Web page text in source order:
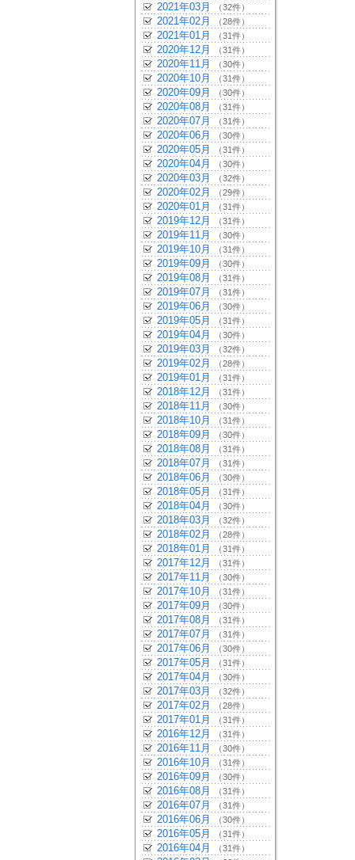
2021年03月 （32件）
2021年02月 （28件）
2021年01月 （31件）
2020年12月 （31件）
2020年11月 （30件）
2020年10月 （31件）
2020年09月 （30件）
2020年08月 （31件）
2020年07月 （31件）
2020年06月 （30件）
2020年05月 （31件）
2020年04月 （30件）
2020年03月 （32件）
2020年02月 （29件）
2020年01月 （31件）
2019年12月 （31件）
2019年11月 （30件）
2019年10月 （31件）
2019年09月 （30件）
2019年08月 （31件）
2019年07月 （31件）
2019年06月 （30件）
2019年05月 （31件）
2019年04月 （30件）
2019年03月 （32件）
2019年02月 （28件）
2019年01月 （31件）
2018年12月 （31件）
2018年11月 （30件）
2018年10月 （31件）
2018年09月 （30件）
2018年08月 （31件）
2018年07月 （31件）
2018年06月 （30件）
2018年05月 （31件）
2018年04月 （30件）
2018年03月 （32件）
2018年02月 （28件）
2018年01月 （31件）
2017年12月 （31件）
2017年11月 （30件）
2017年10月 （31件）
2017年09月 （30件）
2017年08月 （31件）
2017年07月 （31件）
2017年06月 （30件）
2017年05月 （31件）
2017年04月 （30件）
2017年03月 （32件）
2017年02月 （28件）
2017年01月 （31件）
2016年12月 （31件）
2016年11月 （30件）
2016年10月 （31件）
2016年09月 （30件）
2016年08月 （31件）
2016年07月 （31件）
2016年06月 （30件）
2016年05月 （31件）
2016年04月 （31件）